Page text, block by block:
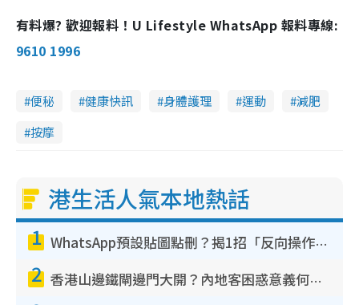
有料爆? 歡迎報料！U Lifestyle WhatsApp 報料專線:
9610 1996
便秘 健康快訊 身體護理 運動
減肥
按摩
港生活人氣本地熱話
1 WhatsApp預設貼圖點刪？揭1招「反向操作」還原簡潔介面 附3步實測教學
2 香港山邊鐵閘邊門大開？內地客困惑意義何在！網民神回覆：呢種叫法理性防禦